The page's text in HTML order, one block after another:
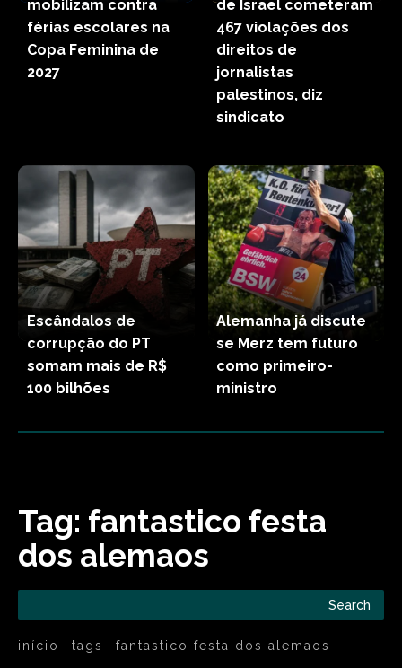
mobilizam contra
férias escolares na
Copa Feminina de
2027
de Israel cometeram
467 violações dos
direitos de
jornalistas
palestinos, diz
sindicato
Escândalos de
corrupção do PT
somam mais de R$
100 bilhões
Alemanha já discute
se Merz tem futuro
como primeiro-
ministro
Tag: fantastico festa
dos alemaos
Search
início tags fantastico festa dos alemaos